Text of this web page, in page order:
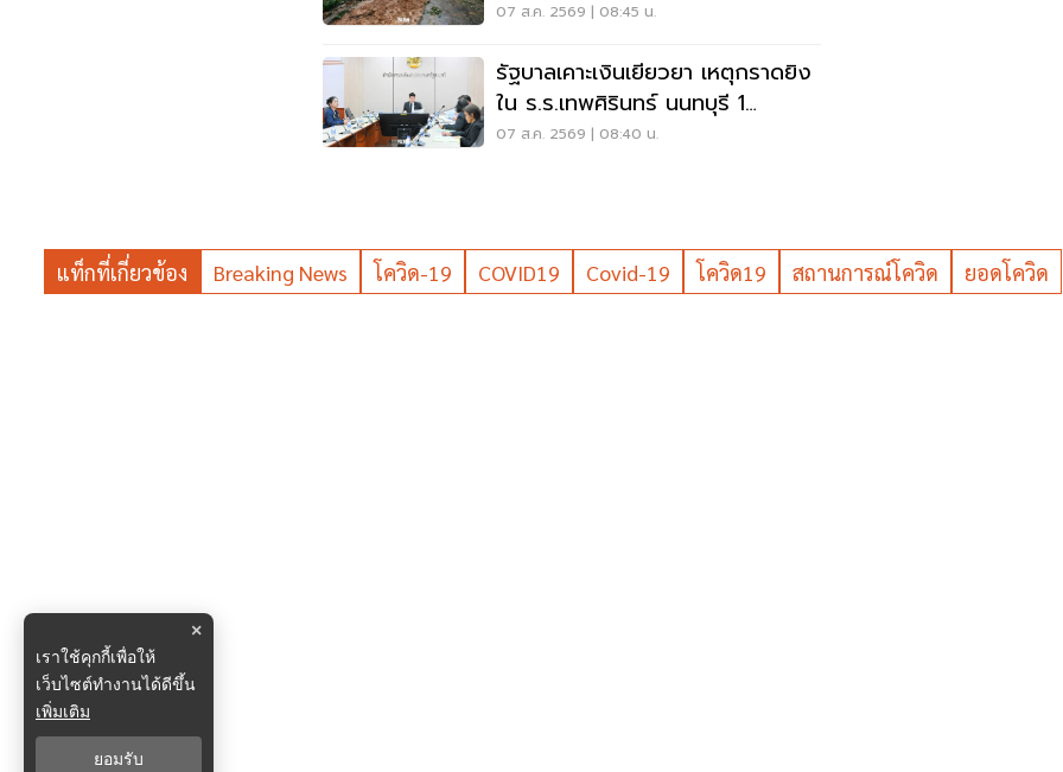
07 ส.ค. 2569 | 08:45 น.
รัฐบาลเคาะเงินเยียวยา เหตุกราดยิง
ใน ร.ร.เทพศิรินทร์ นนทบุรี 1
แสน-1ล้าน
07 ส.ค. 2569 | 08:40 น.
แท็กที่เกี่ยวข้อง Breaking News โควิด-19 COVID19 Covid-19 โควิด19 สถานการณ์โควิด ยอดโควิด
×
เราใช้คุกกี้เพื่อให้
เว็บไซต์ทำงานได้ดีขึ้น
เพิ่มเติม
ยอมรับ